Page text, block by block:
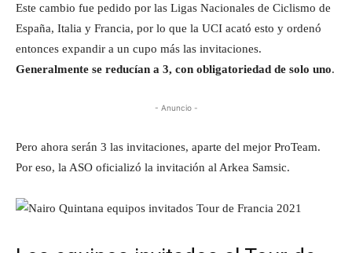
Este cambio fue pedido por las Ligas Nacionales de Ciclismo de
España, Italia y Francia, por lo que la UCI acató esto y ordenó
entonces expandir a un cupo más las invitaciones.
Generalmente se reducían a 3, con obligatoriedad de solo uno.
- Anuncio -
Pero ahora serán 3 las invitaciones, aparte del mejor ProTeam.
Por eso, la ASO oficializó la invitación al Arkea Samsic.